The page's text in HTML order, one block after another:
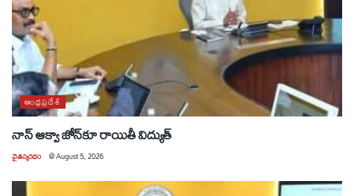
ఆంధ్రప్రదేశ్
నాన్ ఆక్వా జోన్‌కూ రాయితీ విద్యుత్
చైతన్యరధం @August 5, 2026